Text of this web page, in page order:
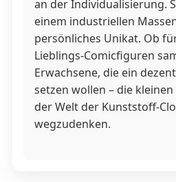
an der Individualisierung.
einem industriellen
persönliches Unikat. Ob
Lieblings-Comicfiguren
Erwachsene, die ein
setzen wollen – die
der Welt der Kunststoff-
wegzudenken.